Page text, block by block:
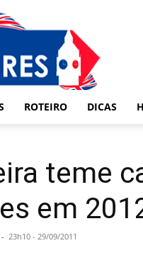
Londres
Mapa
de
Londres
ROTEIRO DICAS
teme
em
- 23h10 - 29/09/2011